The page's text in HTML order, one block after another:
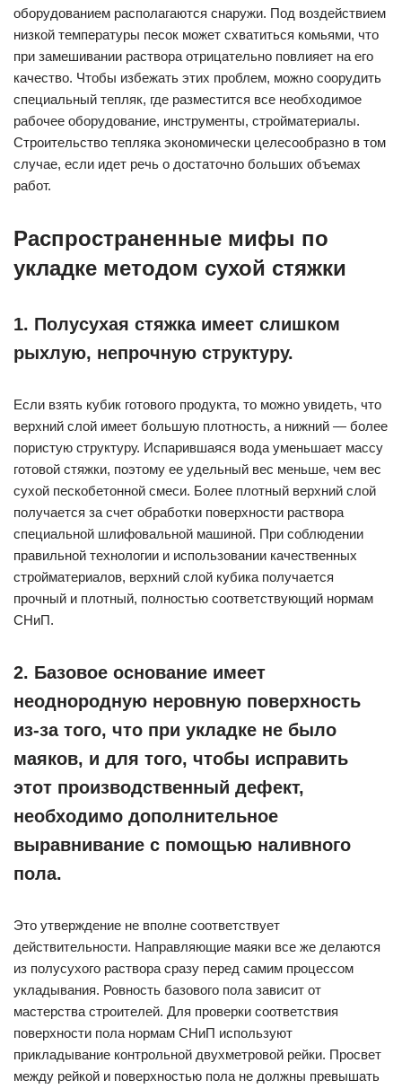
оборудованием располагаются снаружи. Под воздействием
низкой температуры песок может схватиться комьями, что
при замешивании раствора отрицательно повлияет на его
качество. Чтобы избежать этих проблем, можно соорудить
специальный тепляк, где разместится все необходимое
рабочее оборудование, инструменты, стройматериалы.
Строительство тепляка экономически целесообразно в том
случае, если идет речь о достаточно больших объемах
работ.
Распространенные мифы по
укладке методом сухой стяжки
1. Полусухая стяжка имеет слишком
рыхлую, непрочную структуру.
Если взять кубик готового продукта, то можно увидеть, что
верхний слой имеет большую плотность, а нижний — более
пористую структуру. Испарившаяся вода уменьшает массу
готовой стяжки, поэтому ее удельный вес меньше, чем вес
сухой пескобетонной смеси. Более плотный верхний слой
получается за счет обработки поверхности раствора
специальной шлифовальной машиной. При соблюдении
правильной технологии и использовании качественных
стройматериалов, верхний слой кубика получается
прочный и плотный, полностью соответствующий нормам
СНиП.
2. Базовое основание имеет
неоднородную неровную поверхность
из-за того, что при укладке не было
маяков, и для того, чтобы исправить
этот производственный дефект,
необходимо дополнительное
выравнивание с помощью наливного
пола.
Это утверждение не вполне соответствует
действительности. Направляющие маяки все же делаются
из полусухого раствора сразу перед самим процессом
укладывания. Ровность базового пола зависит от
мастерства строителей. Для проверки соответствия
поверхности пола нормам СНиП используют
прикладывание контрольной двухметровой рейки. Просвет
между рейкой и поверхностью пола не должны превышать